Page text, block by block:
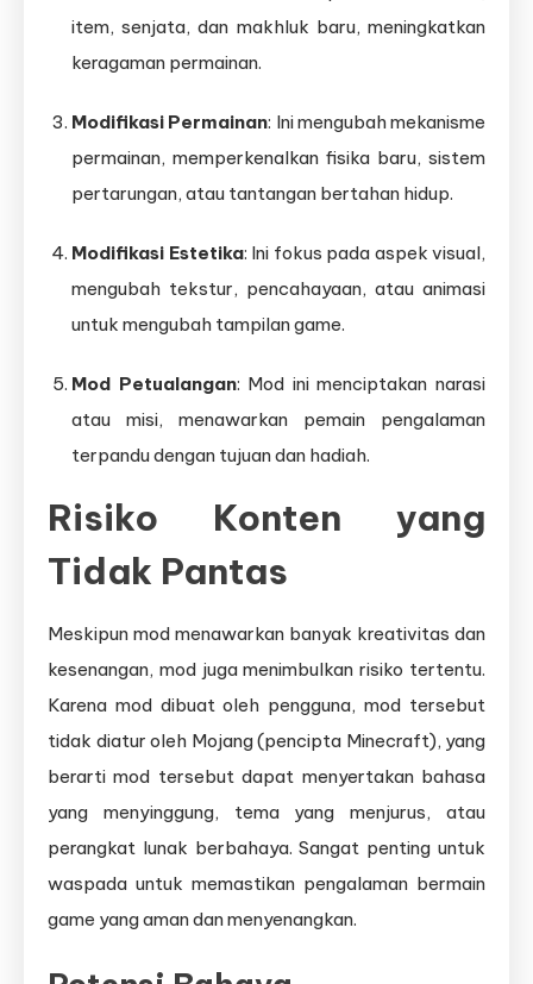
item, senjata, dan makhluk baru, meningkatkan
keragaman permainan.
Modifikasi Permainan: Ini mengubah mekanisme
permainan, memperkenalkan fisika baru, sistem
pertarungan, atau tantangan bertahan hidup.
Modifikasi Estetika: Ini fokus pada aspek visual,
mengubah tekstur, pencahayaan, atau animasi
untuk mengubah tampilan game.
Mod Petualangan: Mod ini menciptakan narasi
atau misi, menawarkan pemain pengalaman
terpandu dengan tujuan dan hadiah.
Risiko Konten yang
Tidak Pantas
Meskipun mod menawarkan banyak kreativitas dan
kesenangan, mod juga menimbulkan risiko tertentu.
Karena mod dibuat oleh pengguna, mod tersebut
tidak diatur oleh Mojang (pencipta Minecraft), yang
berarti mod tersebut dapat menyertakan bahasa
yang menyinggung, tema yang menjurus, atau
perangkat lunak berbahaya. Sangat penting untuk
waspada untuk memastikan pengalaman bermain
game yang aman dan menyenangkan.